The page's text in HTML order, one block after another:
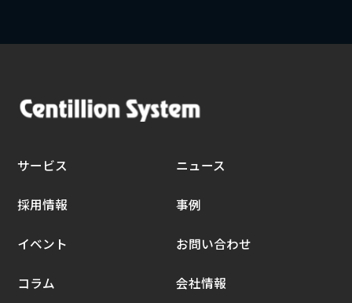
サービス ニュース
採用情報 事例
イベント お問い合わせ
コラム 会社情報